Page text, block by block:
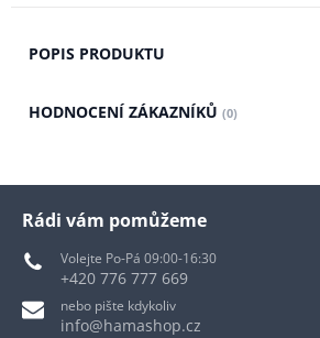
POPIS PRODUKTU
HODNOCENÍ ZÁKAZNÍKŮ (0)
Rádi vám pomůžeme
Volejte Po-Pá 09:00-16:30
+420 776 777 669
nebo pište kdykoliv
info@hamashop.cz